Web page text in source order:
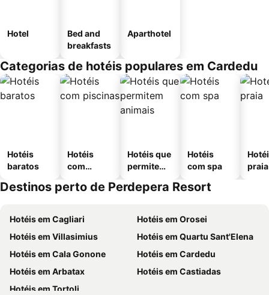
Hotel
Bed and
breakfasts
Aparthotel
Categorias de hotéis populares em Cardedu
Hotéis
baratos
Hotéis
com
Hotéis que
permitem
Hotéis
com spa
praia
Destinos perto de Perdepera Resort
Hotéis em Cagliari
Hotéis em Orosei
Hotéis em Villasimius
Hotéis em Quartu Sant'Elena
Hotéis em Cala Gonone
Hotéis em Cardedu
Hotéis em Arbatax
Hotéis em Castiadas
Hotéis em Tortoli